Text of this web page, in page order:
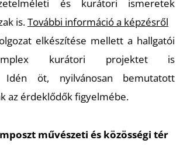
és kurátori ismeretek
is.További információ a képzésről
elkészítése mellett a hallgatói
kurátori projektet is
Idén öt, nyilvánosan bemutatott
az érdeklődők figyelmébe.
művészeti és közösségi tér